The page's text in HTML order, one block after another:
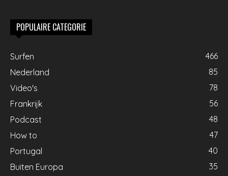
POPULAIRE CATEGORIE
Surfen
466
Nederland
85
Video's
78
Frankrijk
56
Podcast
48
How to
47
Portugal
40
Buiten Europa
35